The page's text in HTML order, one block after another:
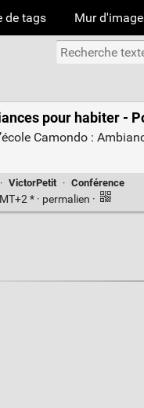
de tags Mur
pour habiter -
Camondo :
· VictorPetit · Conférence
* · permalien ·